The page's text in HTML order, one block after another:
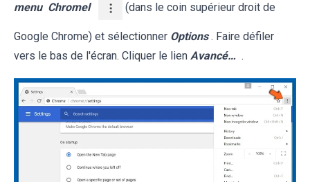
menu Chromel (dans le coin supérieur droit de
Google Chrome) et sélectionner Options . Faire défiler
vers le bas de l'écran. Cliquer le lien Avancé… .